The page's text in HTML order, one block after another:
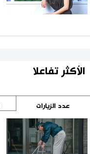
الأكثر تفاعلا
عدد الزيارات